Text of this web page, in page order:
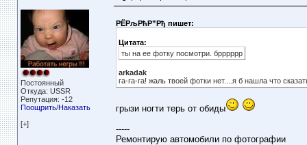
Постоянный
Откуда: USSR
Репутация: -12
Поощрить/Наказать
[+]
РЁРљРћР”Рђ пишет:
Цитата:
ты на ее фотку посмотри. брррррр
arkadak
га-га-га! жаль твоей фотки нет....я б нашла что
грызи ногти терь от обиды
-----
Ремонтирую автомобили по фотографии